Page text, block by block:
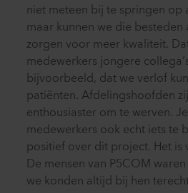
niet meteen bij te springen op
maar kunnen we die besteden
zorgen voor meer kwaliteit.
medewerkers jongere
bijvoorbeeld, dat we verlof
patiënten. Afdelingshoofden
enthousiaster om te werven.
medewerkers ook echt iets te
positief over dit project. Het is
De mensen van P5COM
we konden altijd bij hen